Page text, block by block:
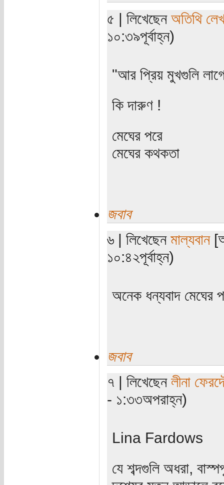
৫ | লিখেছেন অতিথি
১০:৩৯পূর্বাহ্ন)
"আর প্রিয় মুখগুলি
কি দারুণ !
মেঘের পরে
মেঘের কথকতা
জবাব
৬ | লিখেছেন মাল্যবান
১০:৪২পূর্বাহ্ন)
অনেক ধন্যবাদ মেঘের
জবাব
৭ | লিখেছেন লীনা
- ১:৩৩অপরাহ্ন)
Lina Fardows
যে শব্দগুলি অধরা,